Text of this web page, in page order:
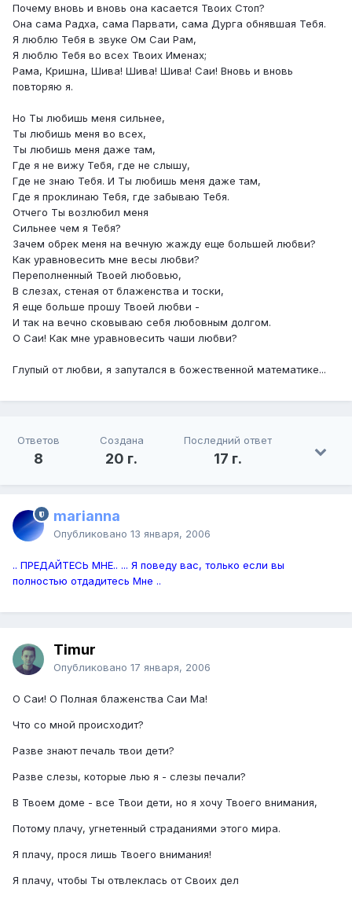
Почему вновь и вновь она касается Твоих Стоп?
Она сама Радха, сама Парвати, сама Дурга обнявшая Тебя.
Я люблю Тебя в звуке Ом Саи Рам,
Я люблю Тебя во всех Твоих Именах;
Рама, Кришна, Шива! Шива! Шива! Саи! Вновь и вновь
повторяю я.
Но Ты любишь меня сильнее,
Ты любишь меня во всех,
Ты любишь меня даже там,
Где я не вижу Тебя, где не слышу,
Где не знаю Тебя. И Ты любишь меня даже там,
Где я проклинаю Тебя, где забываю Тебя.
Отчего Ты возлюбил меня
Сильнее чем я Тебя?
Зачем обрек меня на вечную жажду еще большей любви?
Как уравновесить мне весы любви?
Переполненный Твоей любовью,
В слезах, стеная от блаженства и тоски,
Я еще больше прошу Твоей любви -
И так на вечно сковываю себя любовным долгом.
О Саи! Как мне уравновесить чаши любви?
Глупый от любви, я запутался в божественной математике...
Ответов
8
Создана
20 г.
Последний ответ
17 г.
marianna
Опубликовано 13 января, 2006
.. ПРЕДАЙТЕСЬ МНЕ.. ... Я поведу вас, только если вы
полностью отдадитесь Мне ..
Timur
Опубликовано 17 января, 2006
О Саи! О Полная блаженства Саи Ма!
Что со мной происходит?
Разве знают печаль твои дети?
Разве слезы, которые лью я - слезы печали?
В Твоем доме - все Твои дети, но я хочу Твоего внимания,
Потому плачу, угнетенный страданиями этого мира.
Я плачу, прося лишь Твоего внимания!
Я плачу, чтобы Ты отвлеклась от Своих дел